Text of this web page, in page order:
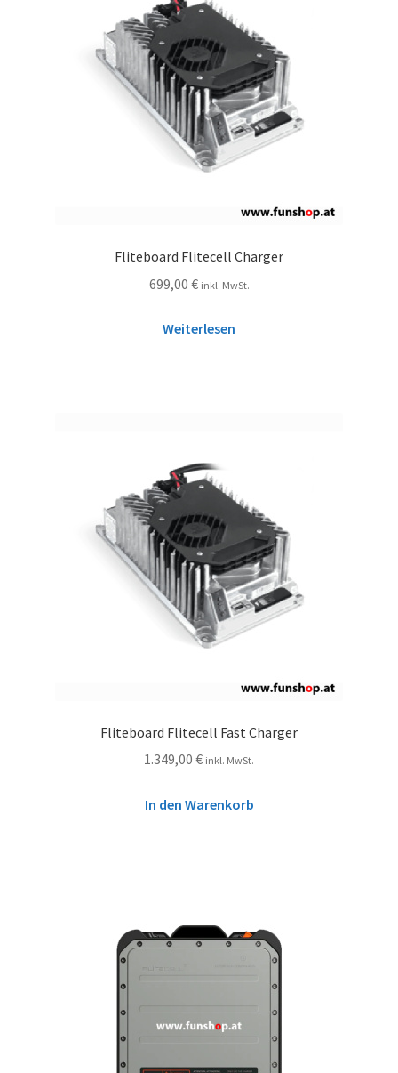
Fliteboard Flitecell Charger
699,00 € inkl. MwSt.
Weiterlesen
Fliteboard Flitecell Fast Charger
1.349,00 € inkl. MwSt.
In den Warenkorb